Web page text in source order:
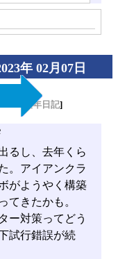
年 02月07日
Tue）
長年日記]
るし、去年くら
。アイアンクラ
がようやく構築
てきたかも。
ー対策ってどう
試行錯誤が続